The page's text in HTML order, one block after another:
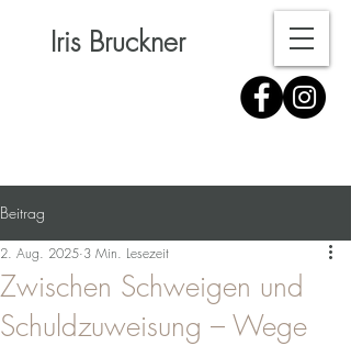
Iris Bruckner
Beitrag
Zwischen Schweigen und
Schuldzuweisung – Wege
2. Aug. 2025 3 Min. Lesezeit